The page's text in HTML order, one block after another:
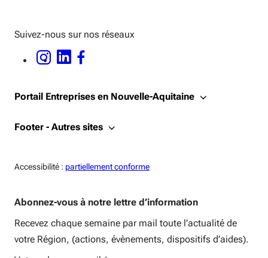
Suivez-nous sur nos réseaux
INSTAGRAM - OUVERTURE DANS UNE NOUVELLE FENÊTRE
LINKEDIN - OUVERTURE DANS UNE NOUVELLE FENÊTRE
FACEBOOK - OUVERTURE DANS UNE NOUVELLE FENÊTRE
Portail Entreprises en Nouvelle-Aquitaine
Footer - Autres sites
Accessibilité : Accessiblité:
partiellement conforme
Abonnez-vous à notre lettre d’information
Recevez chaque semaine par mail toute l’actualité de
votre Région, (actions, évènements, dispositifs d’aides).